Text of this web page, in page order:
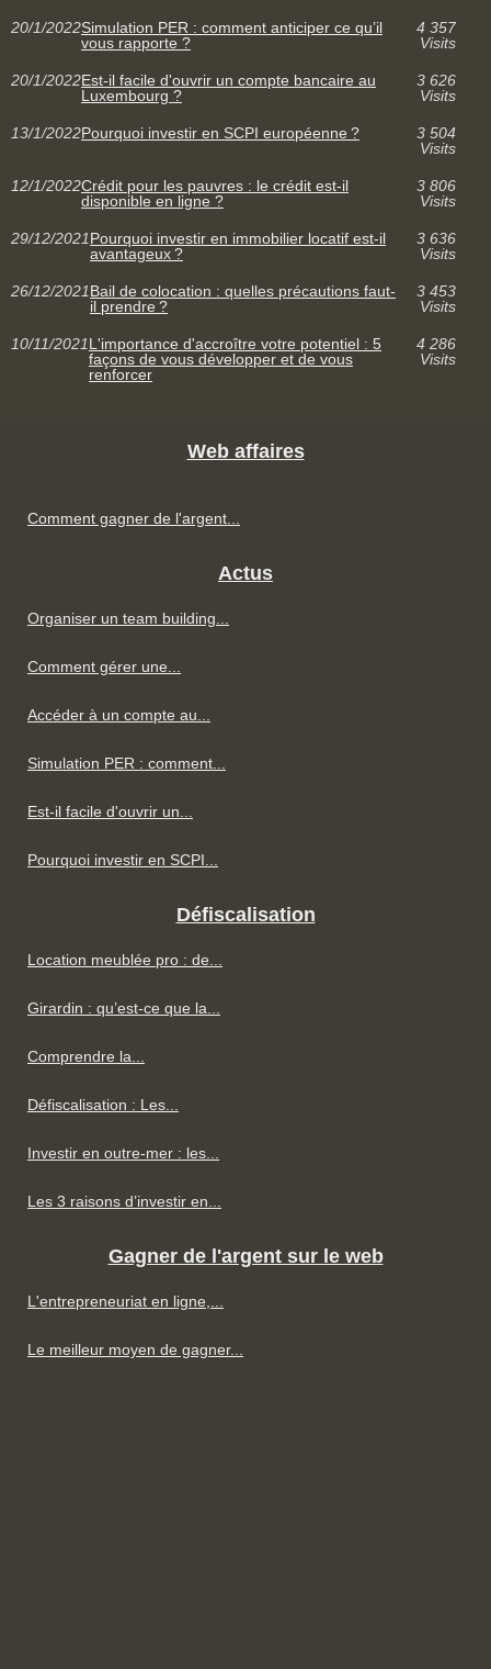
20/1/2022Simulation PER : comment anticiper ce qu’il
vous rapporte ?
4 357
Visits
20/1/2022Est-il facile d'ouvrir un compte bancaire au
Luxembourg ?
3 626
Visits
13/1/2022Pourquoi investir en SCPI européenne ?
3 504
Visits
12/1/2022Crédit pour les pauvres : le crédit est-il
disponible en ligne ?
3 806
Visits
29/12/2021Pourquoi investir en immobilier locatif est-il
avantageux ?
3 636
Visits
26/12/2021Bail de colocation : quelles précautions faut-
il prendre ?
3 453
Visits
10/11/2021L'importance d'accroître votre potentiel : 5
façons de vous développer et de vous
renforcer
4 286
Visits
Web affaires
Comment gagner de l'argent...
Actus
Organiser un team building...
Comment gérer une...
Accéder à un compte au...
Simulation PER : comment...
Est-il facile d'ouvrir un...
Pourquoi investir en SCPI...
Défiscalisation
Location meublée pro : de...
Girardin : qu’est-ce que la...
Comprendre la...
Défiscalisation : Les...
Investir en outre-mer : les...
Les 3 raisons d’investir en...
Gagner de l'argent sur le web
L'entrepreneuriat en ligne,...
Le meilleur moyen de gagner...